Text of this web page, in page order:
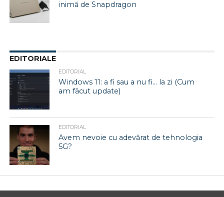
inimă de Snapdragon
EDITORIALE
EDITORIAL
Windows 11: a fi sau a nu fi… la zi (Cum
am făcut update)
EDITORIAL
Avem nevoie cu adevărat de tehnologia
5G?